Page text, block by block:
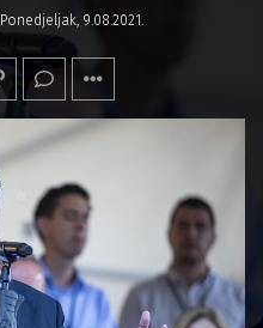
Ponedjeljak, 9.08.2021.